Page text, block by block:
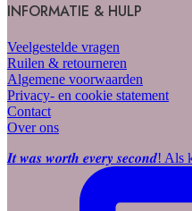
INFORMATIE & HULP
Veelgestelde vragen
Ruilen & retourneren
Algemene voorwaarden
Privacy- en cookie statement
Contact
Over ons
𝑰𝒕 𝒘𝒂𝒔 𝒘𝒐𝒓𝒕𝒉 𝒆𝒗𝒆𝒓𝒚 𝒔𝒆𝒄𝒐𝒏𝒅! Als